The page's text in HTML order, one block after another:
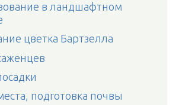
в ландшафтном
цветка Бартзелла
подготовка почвы